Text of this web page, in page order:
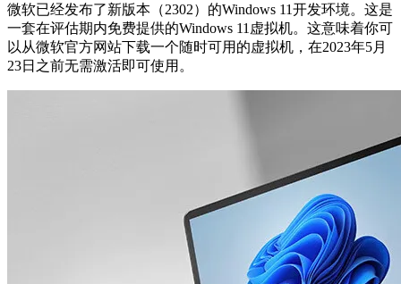
微软已经发布了新版本（2302）的Windows 11开发环境。这是
一套在评估期内免费提供的Windows 11虚拟机。这意味着你可
以从微软官方网站下载一个随时可用的虚拟机，在2023年5月
23日之前无需激活即可使用。